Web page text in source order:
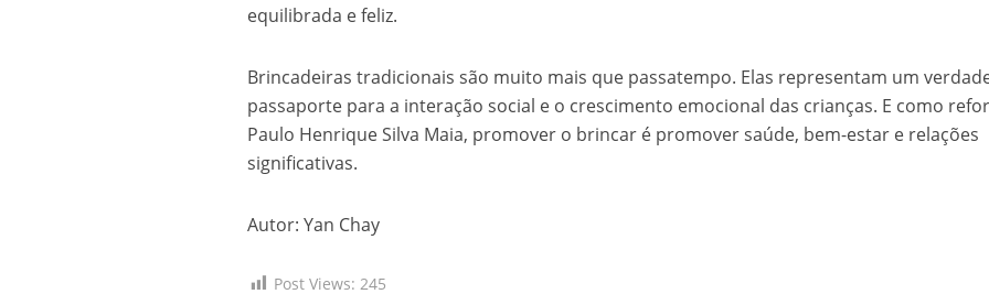
equilibrada e feliz.
Brincadeiras tradicionais são muito mais que passatempo. Elas representam um
passaporte para a interação social e o crescimento emocional das crianças. E como
Paulo Henrique Silva Maia, promover o brincar é promover saúde, bem-estar e relações
significativas.
Autor: Yan Chay
Post Views: 245